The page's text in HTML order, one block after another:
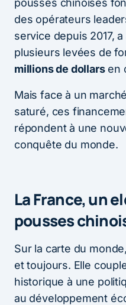
pousses chinoises
des opérateurs
service depuis 2017,
plusieurs levées de
millions de dollarsen
Mais face à un
saturé, ces
répondent à une
conquête du monde.
La France, un
pousses
Sur la carte du
et toujours. Elle
historique à une
au développement